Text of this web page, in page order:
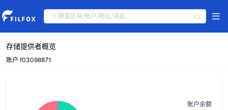
存储提供者概览
账户 f03098871
账户余额